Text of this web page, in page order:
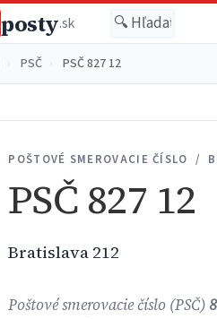
posty.sk
PSČ PSČ 827 12
POŠTOVÉ SMEROVACIE ČÍSLO /
PSČ 827 12
Bratislava 212
Poštové smerovacie číslo (PSČ)